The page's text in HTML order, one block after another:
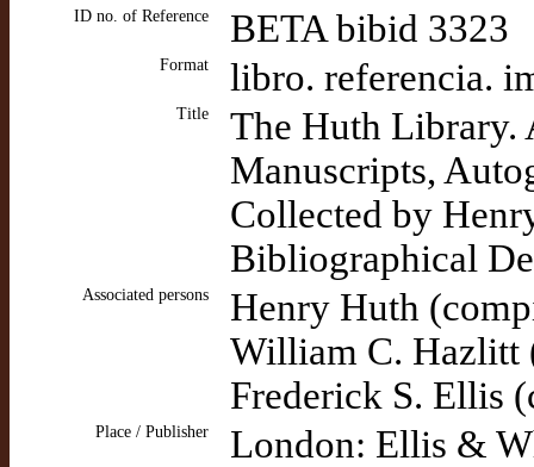
ID no. of Reference BETA bibid 3323
Format libro. referencia.
Title
The Huth Library.
Manuscripts,
Collected by
Bibliographical
Associated persons
Henry Huth
William C. Hazlitt
Frederick S. Ellis
Place / Publisher London: Ellis &